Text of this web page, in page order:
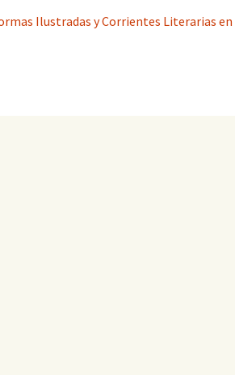
Ilustradas y Corrientes Literarias en